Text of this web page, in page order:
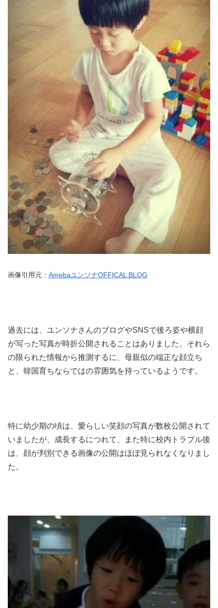
画像引用元： AmebaユンソナOFFICAL BLOG
過去には、ユンソナさんのブログやSNSで後ろ姿や横顔
が写った写真が時折公開されることはありました。それら
の限られた情報から推測するに、母親似の端正な顔立ち
と、韓国育ちならではの雰囲気を持っているようです。
特に幼少期の頃は、愛らしい笑顔の写真が数枚公開されて
いましたが、成長するにつれて、また特に校内トラブル後
は、顔が判別できる画像の公開はほぼ見られなくなりまし
た。